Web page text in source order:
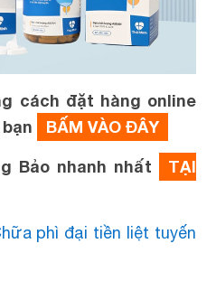
cách đặt hàng online
BẤM VÀO ĐÂY
Bảo nhanh nhất
TẠI
phì đại tiền liệt tuyến